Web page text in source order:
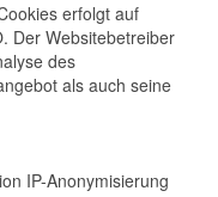
erfolgt auf
Der Websitebetreiber
des
als auch seine
IP-Anonymisierung